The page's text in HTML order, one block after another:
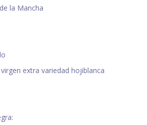
la Mancha
extra variedad hojiblanca